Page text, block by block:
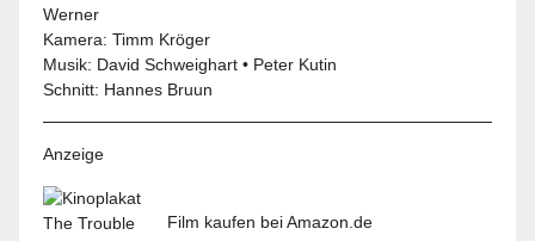
Werner
Kamera: Timm Kröger
Musik: David Schweighart • Peter Kutin
Schnitt: Hannes Bruun
Anzeige
Film kaufen bei Amazon.de